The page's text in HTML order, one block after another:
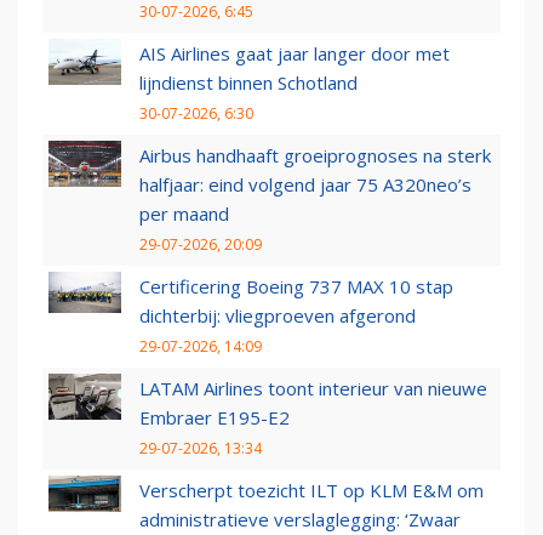
30-07-2026, 6:45
AIS Airlines gaat jaar langer door met
lijndienst binnen Schotland
30-07-2026, 6:30
Airbus handhaaft groeiprognoses na sterk
halfjaar: eind volgend jaar 75 A320neo’s
per maand
29-07-2026, 20:09
Certificering Boeing 737 MAX 10 stap
dichterbij: vliegproeven afgerond
29-07-2026, 14:09
LATAM Airlines toont interieur van nieuwe
Embraer E195-E2
29-07-2026, 13:34
Verscherpt toezicht ILT op KLM E&M om
administratieve verslaglegging: ‘Zwaar